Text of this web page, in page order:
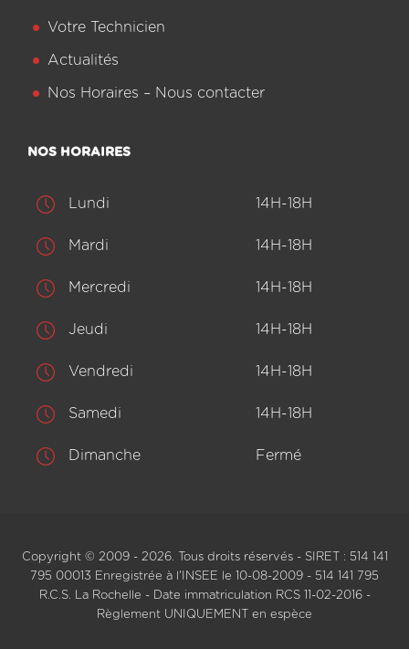
Votre Technicien
Actualités
Nos Horaires – Nous contacter
NOS HORAIRES
Lundi 14H-18H
Mardi 14H-18H
Mercredi 14H-18H
Jeudi 14H-18H
Vendredi 14H-18H
Samedi 14H-18H
Dimanche Fermé
Copyright © 2009 - 2026. Tous droits réservés - SIRET : 514 141
795 00013 Enregistrée à l'INSEE le 10-08-2009 - 514 141 795
R.C.S. La Rochelle - Date immatriculation RCS 11-02-2016 -
Règlement UNIQUEMENT en espèce